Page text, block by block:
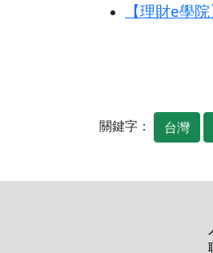
【理財e學
關鍵字： 台灣